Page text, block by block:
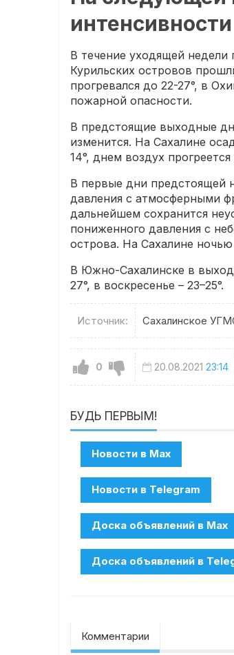
интенсивности
В течение уходящей недели
Курильских островов
прогревался до 22-27°, в
пожарной опасности.
В предстоящие выходные
изменится. На Сахалине
14°, днем воздух
В первые дни предстоящей
давления с атмосферными
дальнейшем сохранится
пониженного давления с
острова. На Сахалине ночью
В Южно-Сахалинске в
27°, в воскресенье – 23–25°.
Источник: Сахалинское
0 20.08.2021 23:14
БУДЬ ПЕРВЫМ!
Комментарии